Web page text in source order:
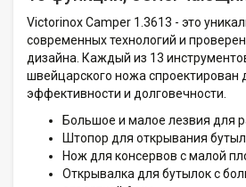
Victorinox Camper 1.3613 - это
современных технологий и
дизайна. Каждый из 13
швейцарского ножа спроектирован
эффективности и долговечности.
Большое и малое лезвия для
Штопор для открывания
Нож для консервов с малой
Открывалка для бутылок с